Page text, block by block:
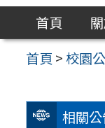
區
首頁
首頁 >校園
相關